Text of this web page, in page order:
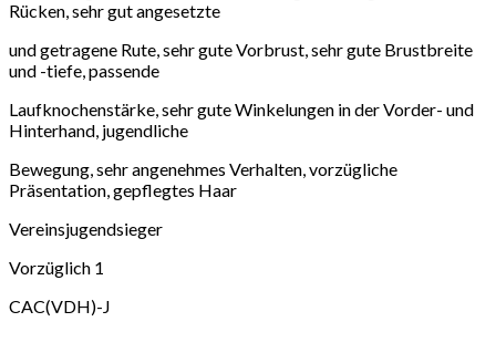
Rücken, sehr gut angesetzte
und getragene Rute, sehr gute Vorbrust, sehr gute Brustbreite
und -tiefe, passende
Laufknochenstärke, sehr gute Winkelungen in der Vorder- und
Hinterhand, jugendliche
Bewegung, sehr angenehmes Verhalten, vorzügliche
Präsentation, gepflegtes Haar
Vereinsjugendsieger
Vorzüglich 1
CAC(VDH)-J